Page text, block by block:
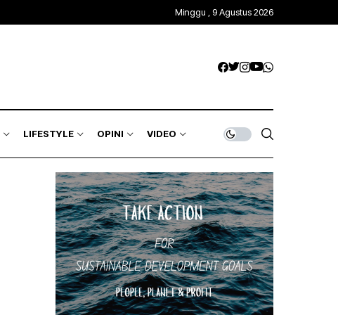
Minggu , 9 Agustus 2026
LIFESTYLE OPINI VIDEO